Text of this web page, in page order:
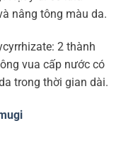
nâng tông màu da.
2 thành
vua cấp nước có
trong thời gian dài.